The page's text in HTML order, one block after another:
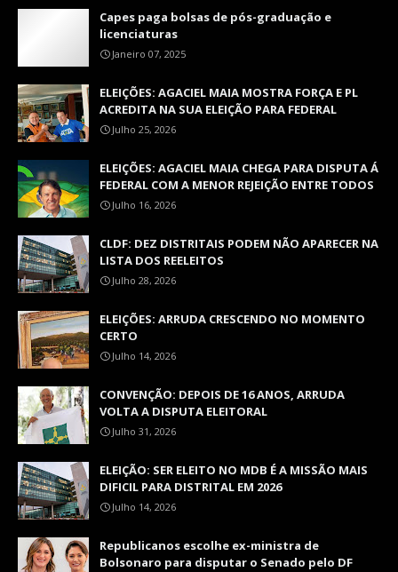
Capes paga bolsas de pós-graduação e
licenciaturas
Janeiro 07, 2025
ELEIÇÕES: AGACIEL MAIA MOSTRA FORÇA E PL
ACREDITA NA SUA ELEIÇÃO PARA FEDERAL
Julho 25, 2026
ELEIÇÕES: AGACIEL MAIA CHEGA PARA DISPUTA Á
FEDERAL COM A MENOR REJEIÇÃO ENTRE TODOS
Julho 16, 2026
CLDF: DEZ DISTRITAIS PODEM NÃO APARECER NA
LISTA DOS REELEITOS
Julho 28, 2026
ELEIÇÕES: ARRUDA CRESCENDO NO MOMENTO
CERTO
Julho 14, 2026
CONVENÇÃO: DEPOIS DE 16 ANOS, ARRUDA
VOLTA A DISPUTA ELEITORAL
Julho 31, 2026
ELEIÇÃO: SER ELEITO NO MDB É A MISSÃO MAIS
DIFICIL PARA DISTRITAL EM 2026
Julho 14, 2026
Republicanos escolhe ex-ministra de
Bolsonaro para disputar o Senado pelo DF